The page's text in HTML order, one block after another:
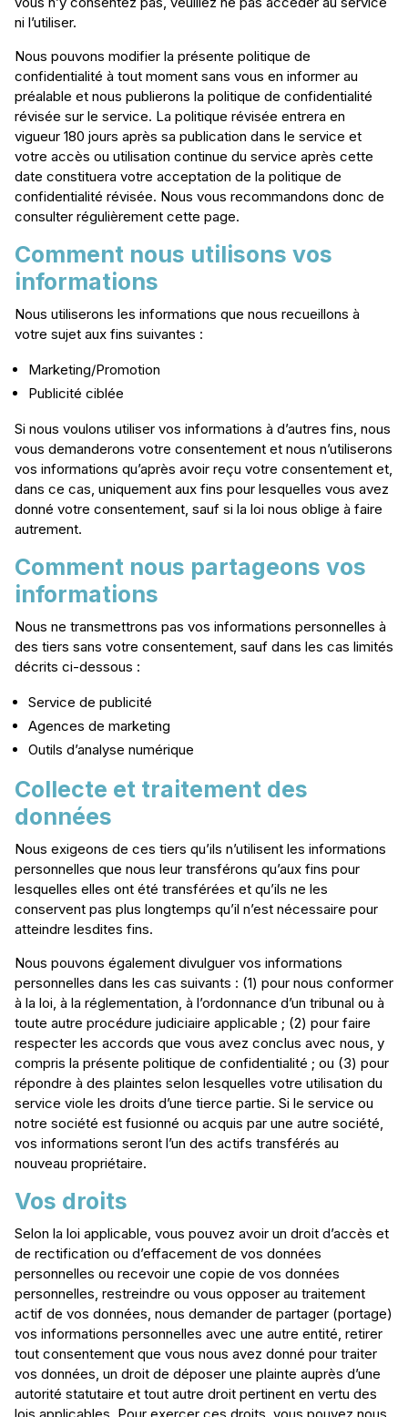
ni l’utiliser.
Nous pouvons modifier la présente politique de
confidentialité à tout moment sans vous en informer au
préalable et nous publierons la politique de confidentialité
révisée sur le service. La politique révisée entrera en
vigueur 180 jours après sa publication dans le service et
votre accès ou utilisation continue du service après cette
date constituera votre acceptation de la politique de
confidentialité révisée. Nous vous recommandons donc de
consulter régulièrement cette page.
Comment nous utilisons vos
informations
Nous utiliserons les informations que nous recueillons à
votre sujet aux fins suivantes :
Marketing/Promotion
Publicité ciblée
Si nous voulons utiliser vos informations à d’autres fins, nous
vous demanderons votre consentement et nous n’utiliserons
vos informations qu’après avoir reçu votre consentement et,
dans ce cas, uniquement aux fins pour lesquelles vous avez
donné votre consentement, sauf si la loi nous oblige à faire
autrement.
Comment nous partageons vos
informations
Nous ne transmettrons pas vos informations personnelles à
des tiers sans votre consentement, sauf dans les cas limités
décrits ci-dessous :
Service de publicité
Agences de marketing
Outils d’analyse numérique
Collecte et traitement des
données
Nous exigeons de ces tiers qu’ils n’utilisent les informations
personnelles que nous leur transférons qu’aux fins pour
lesquelles elles ont été transférées et qu’ils ne les
conservent pas plus longtemps qu’il n’est nécessaire pour
atteindre lesdites fins.
Nous pouvons également divulguer vos informations
personnelles dans les cas suivants : (1) pour nous conformer
à la loi, à la réglementation, à l’ordonnance d’un tribunal ou à
toute autre procédure judiciaire applicable ; (2) pour faire
respecter les accords que vous avez conclus avec nous, y
compris la présente politique de confidentialité ; ou (3) pour
répondre à des plaintes selon lesquelles votre utilisation du
service viole les droits d’une tierce partie. Si le service ou
notre société est fusionné ou acquis par une autre société,
vos informations seront l’un des actifs transférés au
nouveau propriétaire.
Vos droits
Selon la loi applicable, vous pouvez avoir un droit d’accès et
de rectification ou d’effacement de vos données
personnelles ou recevoir une copie de vos données
personnelles, restreindre ou vous opposer au traitement
actif de vos données, nous demander de partager (portage)
vos informations personnelles avec une autre entité, retirer
tout consentement que vous nous avez donné pour traiter
vos données, un droit de déposer une plainte auprès d’une
autorité statutaire et tout autre droit pertinent en vertu des
lois applicables. Pour exercer ces droits, vous pouvez nous